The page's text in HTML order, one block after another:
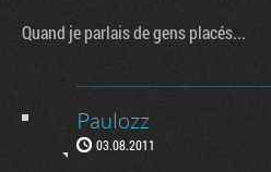
Quand je parlais de gens placés...
Paulozz
03.08.2011